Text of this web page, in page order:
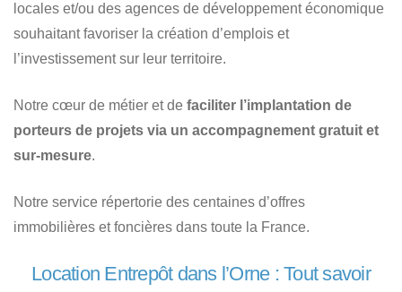
locales et/ou des agences de développement économique
souhaitant favoriser la création d’emplois et
l’investissement sur leur territoire.
Notre cœur de métier et de faciliter l’implantation de
porteurs de projets via un accompagnement gratuit et
sur-mesure.
Notre service répertorie des centaines d’offres
immobilières et foncières dans toute la France.
Location Entrepôt dans l’Orne : Tout savoir